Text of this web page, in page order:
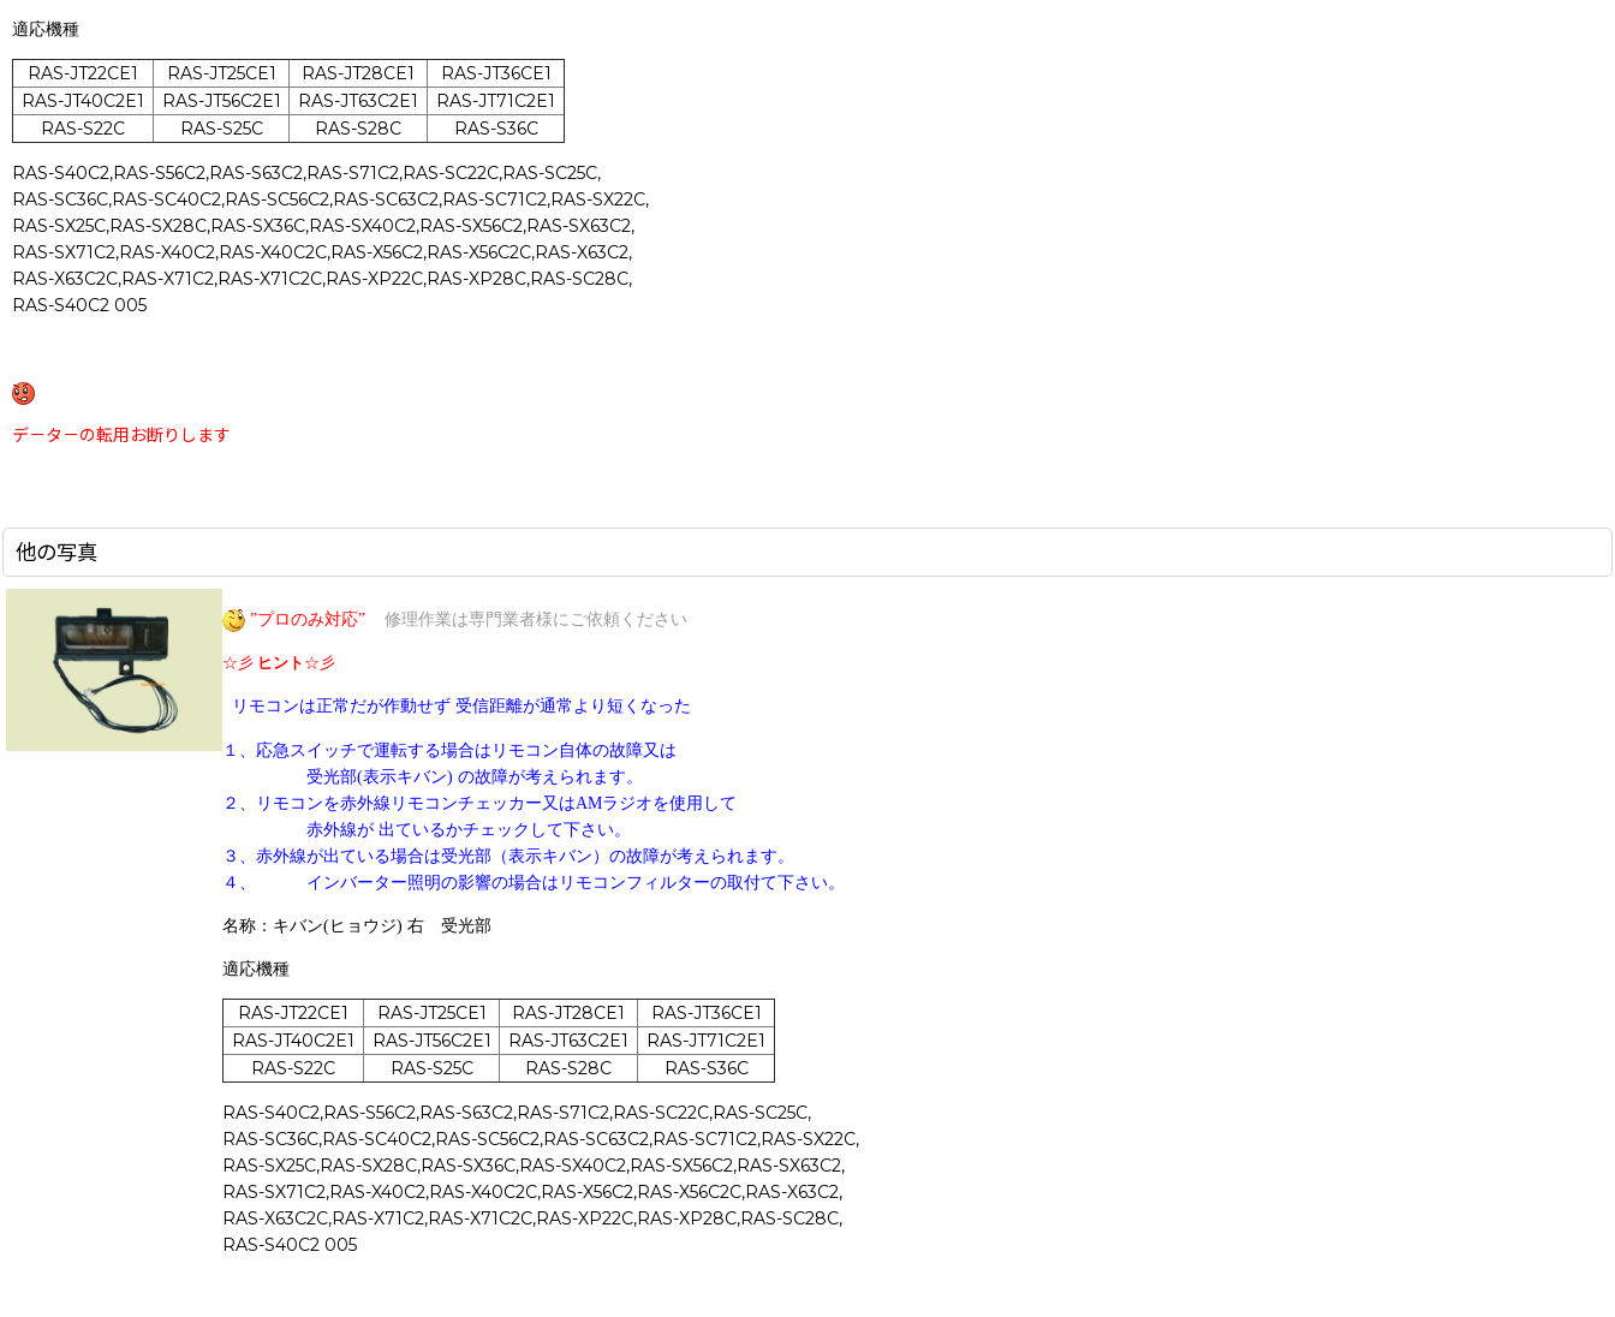
適応機種
RAS-JT22CE1 RAS-JT25CE1 RAS-JT28CE1
RAS-JT36CE1
RAS-JT40C2E1
RAS-JT56C2E1 RAS-JT63C2E1
RAS-JT71C2E1
RAS-S22C
RAS-S25C RAS-S28C RAS-S36C
RAS-S40C2,RAS-S56C2,RAS-S63C2,RAS-S71C2,RAS-SC22C,RAS-SC25C,
RAS-SC36C,RAS-SC40C2,RAS-SC56C2,RAS-SC63C2,RAS-SC71C2,RAS-SX22C,
RAS-SX25C,RAS-SX28C,RAS-SX36C,RAS-SX40C2,RAS-SX56C2,RAS-SX63C2,
RAS-SX71C2,RAS-X40C2,RAS-X40C2C,RAS-X56C2,RAS-X56C2C,RAS-X63C2,
RAS-X63C2C,RAS-X71C2,RAS-X71C2C,RAS-XP22C,RAS-XP28C,RAS-SC28C,
RAS-S40C2 005
デ－タ－の転用お断りします
他の写真
”プロのみ対応” 修理作業は専門業者様にご依頼ください
☆彡 ヒント ☆彡
リモコンは正常だが作動せず 受信距離が通常より短くなった
１、応急スイッチで運転する場合はリモコン自体の故障又は
受光部(表示キバン) の故障が考えられます。
２、リモコンを赤外線リモコンチェッカー又はAMラジオを使用して
赤外線が 出ているかチェックして下さい。
３、赤外線が出ている場合は受光部（表示キバン）の故障が考えられます。
４、 インバーター照明の影響の場合はリモコンフィルターの取付て下さい。
名称： キバン(ヒョウジ) 右 受光部
適応機種
RAS-JT22CE1 RAS-JT25CE1 RAS-JT28CE1
RAS-JT36CE1
RAS-JT40C2E1
RAS-JT56C2E1 RAS-JT63C2E1
RAS-JT71C2E1
RAS-S22C
RAS-S25C RAS-S28C RAS-S36C
RAS-S40C2,RAS-S56C2,RAS-S63C2,RAS-S71C2,RAS-SC22C,RAS-SC25C,
RAS-SC36C,RAS-SC40C2,RAS-SC56C2,RAS-SC63C2,RAS-SC71C2,RAS-SX22C,
RAS-SX25C,RAS-SX28C,RAS-SX36C,RAS-SX40C2,RAS-SX56C2,RAS-SX63C2,
RAS-SX71C2,RAS-X40C2,RAS-X40C2C,RAS-X56C2,RAS-X56C2C,RAS-X63C2,
RAS-X63C2C,RAS-X71C2,RAS-X71C2C,RAS-XP22C,RAS-XP28C,RAS-SC28C,
RAS-S40C2 005